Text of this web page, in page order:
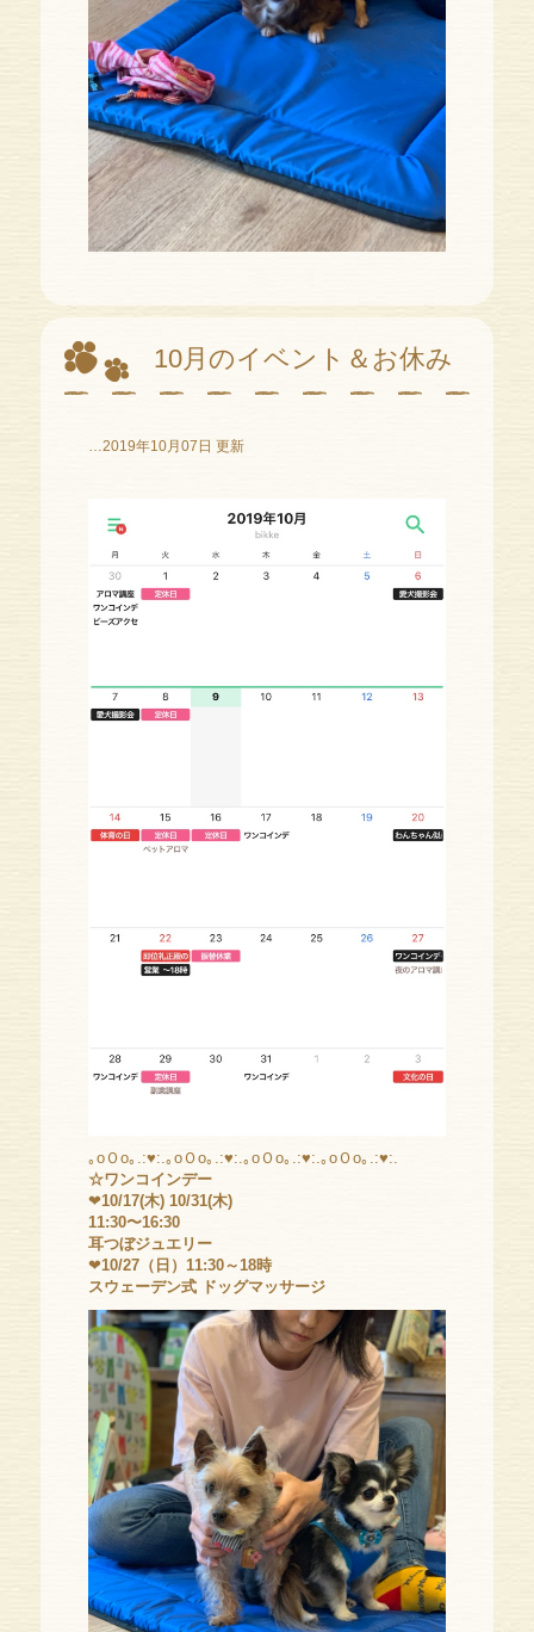
10月のイベント＆お休み
…2019年10月07日 更新
｡oＯo｡.:♥:.｡oＯo｡.:♥:.｡oＯo｡.:♥:.｡oＯo｡.:♥:.
☆ワンコインデー
❤10/17(木) 10/31(木)
11:30〜16:30
耳つぼジュエリー
❤10/27（日）11:30～18時
スウェーデン式 ドッグマッサージ